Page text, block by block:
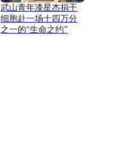
武山青年漆星杰捐干
细胞赴一场十四万分
之一的“生命之约”